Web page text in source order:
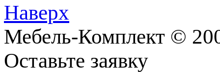
Наверх
Мебель-Комплект ©
Оставьте заявку